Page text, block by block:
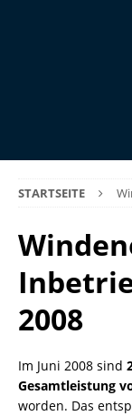
STARTSEITE
2008
Im Juni 2008 sind
Gesamtleistung
worden. Das